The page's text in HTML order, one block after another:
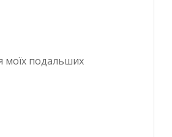
моїх подальших